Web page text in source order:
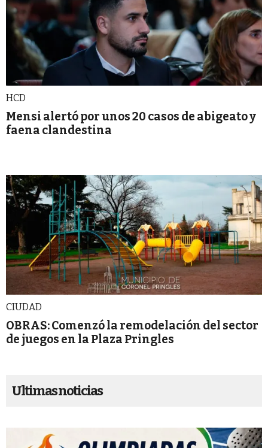
HCD
Mensi alertó por unos 20 casos de abigeato y
faena clandestina
CIUDAD
OBRAS: Comenzó la remodelación del sector
de juegos en la Plaza Pringles
Ultimas noticias